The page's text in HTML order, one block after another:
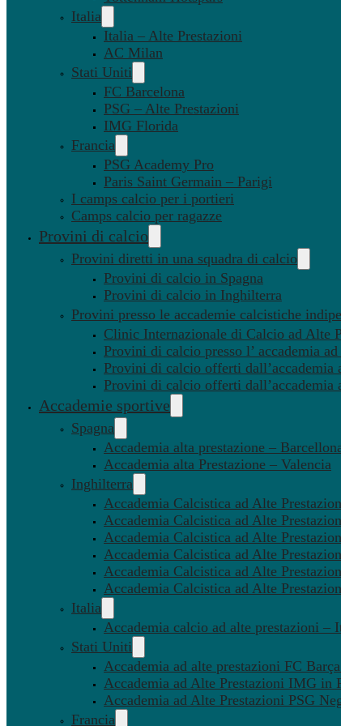
Italia
Italia – Alte Prestazioni
AC Milan
Stati Uniti
FC Barcelona
PSG – Alte Prestazioni
IMG Florida
Francia
PSG Academy Pro
Paris Saint Germain – Parigi
I camps calcio per i portieri
Camps calcio per ragazze
Provini di calcio
Provini diretti in una squadra di calcio
Provini di calcio in Spagna
Provini di calcio in Inghilterra
Provini presso le accademie calcistiche
Clinic Internazionale di Calcio ad Alte
Provini di calcio presso l’ accademia
Provini di calcio offerti dall’accademia
Provini di calcio offerti dall’accademia
Accademie sportive
Spagna
Accademia alta prestazione –
Accademia alta Prestazione – Valencia
Inghilterra
Accademia Calcistica ad Alte
Accademia Calcistica ad Alte
Accademia Calcistica ad Alte
Accademia Calcistica ad Alte
Accademia Calcistica ad Alte
Accademia Calcistica ad Alte
Italia
Accademia calcio ad alte prestazioni –
Stati Uniti
Accademia ad alte prestazioni FC
Accademia ad Alte Prestazioni IMG in
Accademia ad Alte Prestazioni PSG
Francia